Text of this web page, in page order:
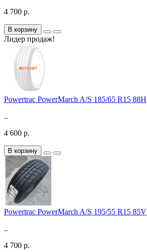
4 700 р.
В корзину
Лидер продаж!
Powertrac PowerMarch A/S 185/65 R15 88H
..
4 600 р.
В корзину
Powertrac PowerMarch A/S 195/55 R15 85V
..
4 700 р.